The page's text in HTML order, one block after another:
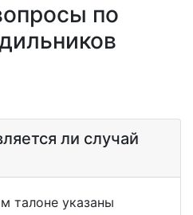
по
ли случай
талоне указаны